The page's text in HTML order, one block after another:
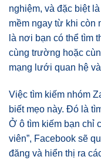
nghiệm, và đặc biệt
mềm ngay từ khi còn
là nơi bạn có thể tìm
cùng trường hoặc
mạng lưới quan hệ
Việc tìm kiếm nhóm
biết mẹo này. Đó là
Ở ô tìm kiếm bạn chỉ
viên”, Facebook sẽ
đăng và hiển thị ra